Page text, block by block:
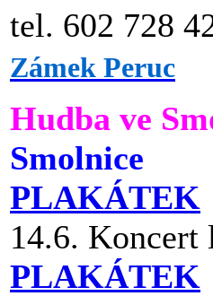
tel. 602 728
Zámek Peruc
Hudba ve
Smolnice
PLAKÁTEK
14.6. Koncert
PLAKÁTEK